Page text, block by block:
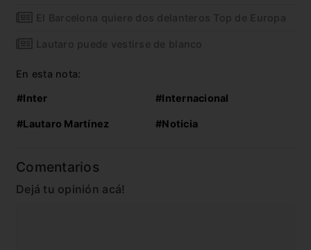
El Barcelona quiere dos delanteros Top de Europa
Lautaro puede vestirse de blanco
En esta nota:
#Inter #Internacional
#Lautaro Martínez #Noticia
Comentarios
Dejá tu opinión acá!